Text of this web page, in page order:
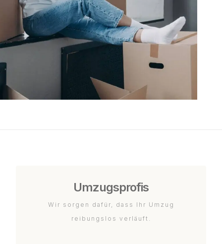
Umzugsprofis
Wir sorgen dafür, dass Ihr Umzug
reibungslos verläuft.